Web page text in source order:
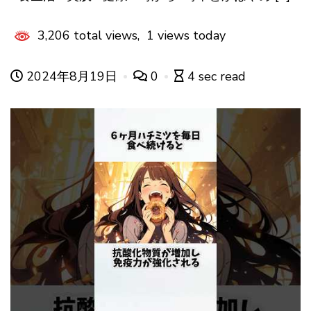
3,206 total views, 1 views today
2024年8月19日 0 4 sec read